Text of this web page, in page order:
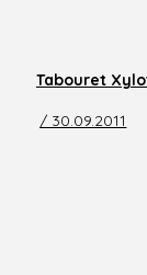
Tabouret
/ 30.09.2011